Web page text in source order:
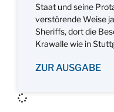
Staat und seine
verstörende Weise
Sheriffs, dort die
Krawalle wie in
ZUR AUSGABE